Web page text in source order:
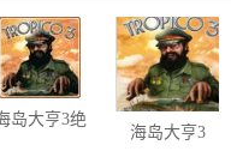
岛大亨3绝
海岛大亨3